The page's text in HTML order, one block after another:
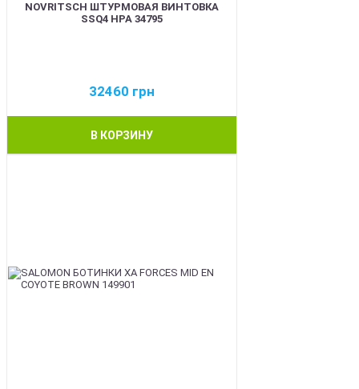
NOVRITSCH ШТУРМОВАЯ ВИНТОВКА
SSQ4 HPA 34795
32460 грн
В КОРЗИНУ